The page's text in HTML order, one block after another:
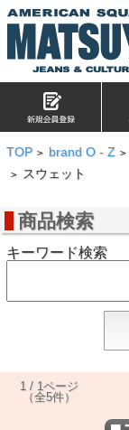
TOP > brand O - Z >
> スウェット
商品検索
キーワード検索
1 / 1ページ
（全5件）